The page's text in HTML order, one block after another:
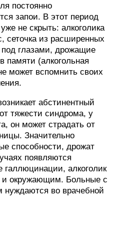
постоянно
запои. В этот период
не скрыть: алкоголика
сеточка из расширенных
глазами, дрожащие
памяти (алкогольная
может вспомнить своих
абстинентный
тяжести синдрома, у
он может страдать от
Значительно
способности, дрожат
появляются
алкоголик
и окружающим. Больные с
во врачебной